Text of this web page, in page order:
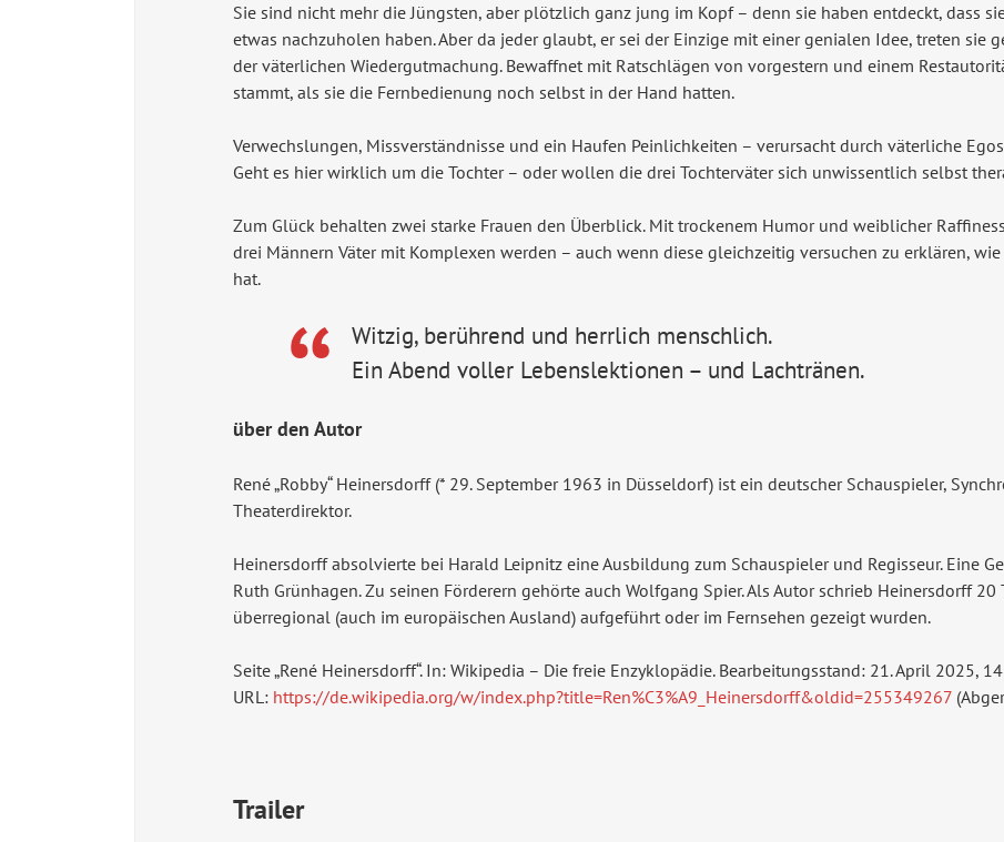
Sie sind nicht mehr die Jüngsten, aber plötzlich ganz jung im Kopf – denn sie haben entdeckt, dass
etwas nachzuholen haben. Aber da jeder glaubt, er sei der Einzige mit einer genialen Idee, treten sie
der väterlichen Wiedergutmachung. Bewaffnet mit Ratschlägen von vorgestern und einem
stammt, als sie die Fernbedienung noch selbst in der Hand hatten.
Verwechslungen, Missverständnisse und ein Haufen Peinlichkeiten – verursacht durch väterliche
Geht es hier wirklich um die Tochter – oder wollen die drei Tochterväter sich unwissentlich selbst
Zum Glück behalten zwei starke Frauen den Überblick. Mit trockenem Humor und weiblicher
drei Männern Väter mit Komplexen werden – auch wenn diese gleichzeitig versuchen zu erklären,
hat.
Witzig, berührend und herrlich menschlich.
Ein Abend voller Lebenslektionen – und Lachtränen.
über den Autor
René „Robby“ Heinersdorff (* 29. September 1963 in Düsseldorf) ist ein deutscher Schauspieler,
Theaterdirektor.
Heinersdorff absolvierte bei Harald Leipnitz eine Ausbildung zum Schauspieler und Regisseur. Eine
Ruth Grünhagen. Zu seinen Förderern gehörte auch Wolfgang Spier. Als Autor schrieb Heinersdorff
überregional (auch im europäischen Ausland) aufgeführt oder im Fernsehen gezeigt wurden.
Seite „René Heinersdorff“. In: Wikipedia – Die freie Enzyklopädie. Bearbeitungsstand: 21. April 2025,
URL: https://de.wikipedia.org/w/index.php?title=Ren%C3%A9_Heinersdorff&oldid=255349267
Trailer